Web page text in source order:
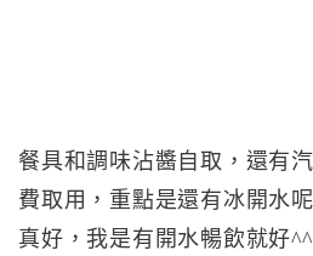
餐具和調味沾醬自取，還有
費取用，重點是還有冰開水
真好，我是有開水暢飲就好